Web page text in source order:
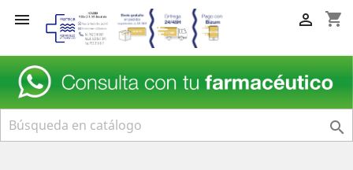
 shopping_cart

